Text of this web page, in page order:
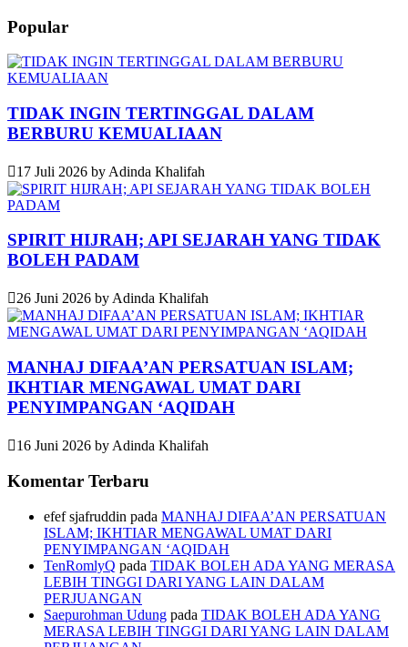
Popular
TIDAK INGIN TERTINGGAL DALAM
BERBURU KEMUALIAAN
17 Juli 2026 by Adinda Khalifah
SPIRIT HIJRAH; API SEJARAH YANG TIDAK
BOLEH PADAM
26 Juni 2026 by Adinda Khalifah
MANHAJ DIFAA’AN PERSATUAN ISLAM;
IKHTIAR MENGAWAL UMAT DARI
PENYIMPANGAN ‘AQIDAH
16 Juni 2026 by Adinda Khalifah
Komentar Terbaru
efef sjafruddin pada MANHAJ DIFAA’AN PERSATUAN
ISLAM; IKHTIAR MENGAWAL UMAT DARI
PENYIMPANGAN ‘AQIDAH
TenRomlyQ pada TIDAK BOLEH ADA YANG MERASA
LEBIH TINGGI DARI YANG LAIN DALAM
PERJUANGAN
Saepurohman Udung pada TIDAK BOLEH ADA YANG
MERASA LEBIH TINGGI DARI YANG LAIN DALAM